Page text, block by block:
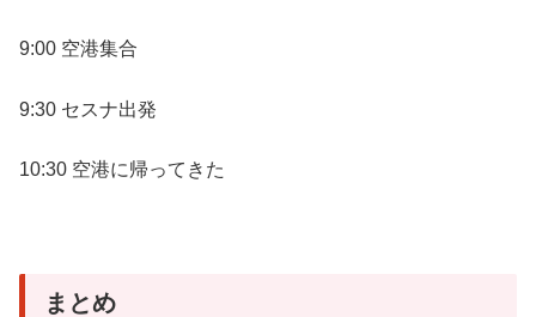
9:00 空港集合
9:30 セスナ出発
10:30 空港に帰ってきた
まとめ